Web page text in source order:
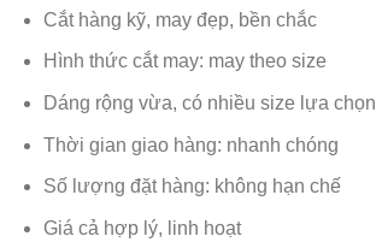
Cắt hàng kỹ, may đẹp, bền chắc
Hình thức cắt may: may theo size
Dáng rộng vừa, có nhiều size lựa chọn
Thời gian giao hàng: nhanh chóng
Số lượng đặt hàng: không hạn chế
Giá cả hợp lý, linh hoạt